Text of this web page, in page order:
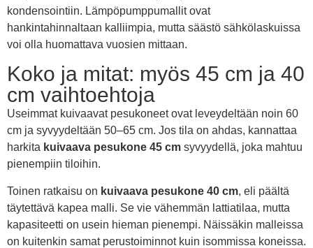
kondensointiin. Lämpöpumppumallit ovat
hankintahinnaltaan kalliimpia, mutta säästö sähkölaskuissa
voi olla huomattava vuosien mittaan.
Koko ja mitat: myös 45 cm ja 40
cm vaihtoehtoja
Useimmat kuivaavat pesukoneet ovat leveydeltään noin 60
cm ja syvyydeltään 50–65 cm. Jos tila on ahdas, kannattaa
harkita kuivaava pesukone 45 cm syvyydellä, joka mahtuu
pienempiin tiloihin.
Toinen ratkaisu on kuivaava pesukone 40 cm, eli päältä
täytettävä kapea malli. Se vie vähemmän lattiatilaa, mutta
kapasiteetti on usein hieman pienempi. Näissäkin malleissa
on kuitenkin samat perustoiminnot kuin isommissa koneissa.